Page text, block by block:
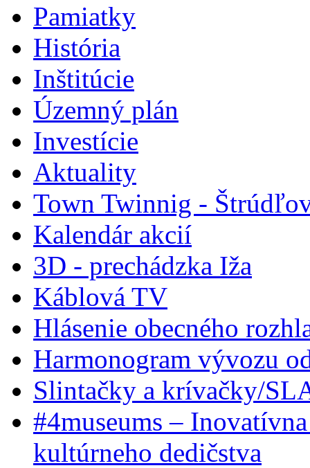
Pamiatky
História
Inštitúcie
Územný plán
Investície
Aktuality
Town Twinnig -
Kalendár akcií
3D - prechádzka Iža
Káblová TV
Hlásenie obecného
Harmonogram vývozu
Slintačky a krívačky/
#4museums –
kultúrneho dedičstva